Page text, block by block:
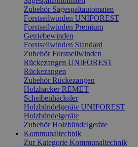
Zubehör Sägespaltautomaten
Forstseilwinden UNIFOREST
Forstseilwinden Premium
Getriebewinden
Forstseilwinden Standard
Zubehör Forstseilwinden
Rückezangen UNIFOREST
Rückezangen
Zubehör Rückezangen
Holzhacker REMET
Scheibenhäcksler
Holzbündelgeräte UNIFOREST
Holzbündelgeräte
Zubehör Holzbündelgeräte
Kommunaltechnik
Zur Kategorie Kommunaltechnik